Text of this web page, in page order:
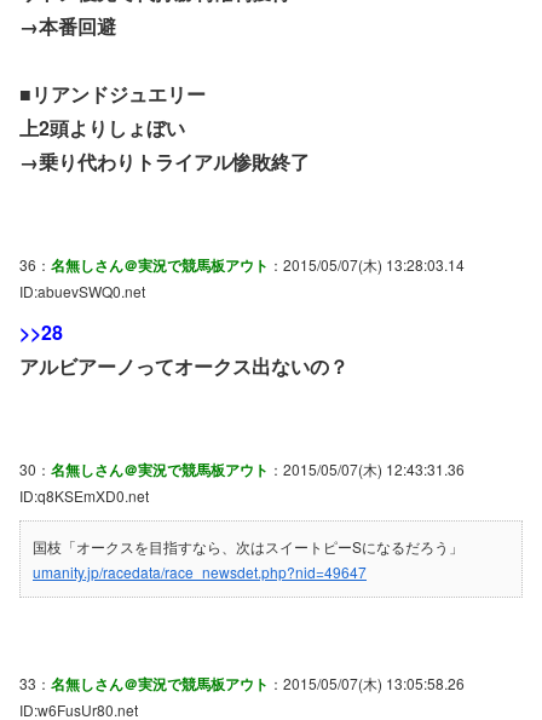
→本番回避
■リアンドジュエリー
上2頭よりしょぼい
→乗り代わりトライアル惨敗終了
36： 名無しさん＠実況で競馬板アウト ：2015/05/07(木) 13:28:03.14
ID:abuevSWQ0.net
>>28
アルビアーノってオークス出ないの？
30： 名無しさん＠実況で競馬板アウト ：2015/05/07(木) 12:43:31.36
ID:q8KSEmXD0.net
国枝「オークスを目指すなら、次はスイートピーSになるだろう」
umanity.jp/racedata/race_newsdet.php?nid=49647
33： 名無しさん＠実況で競馬板アウト ：2015/05/07(木) 13:05:58.26
ID:w6FusUr80.net